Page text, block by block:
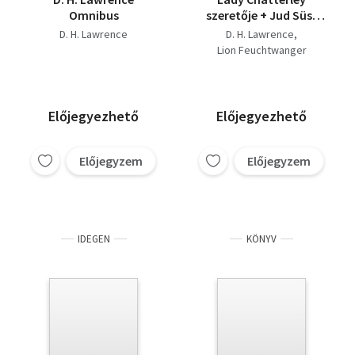
Omnibus
D. H. Lawrence
Előjegyezhető
Előjegyzem
szeretője + Jud Süss
(két regény)
D. H. Lawrence
Lion Feuchtwanger
Előjegyezhető
Előjegyzem
IDEGEN KÖNYV